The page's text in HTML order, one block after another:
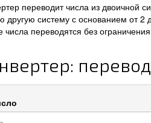
переводит числа из двоичной
другую систему с основанием от
числа переводятся без